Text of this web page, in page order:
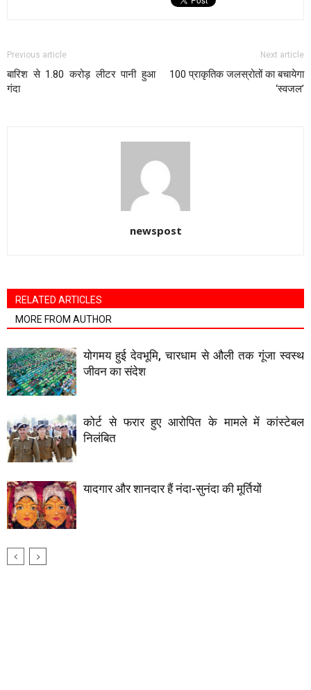
Previous article
बारिश से 1.80 करोड़ लीटर पानी हुआ
गंदा
Next article
100 प्राकृतिक जलस्रोतों का बचायेगा
‘स्वजल’
newspost
RELATED ARTICLES
MORE FROM AUTHOR
योगमय हुई देवभूमि, चारधाम से औली तक गूंजा स्वस्थ
जीवन का संदेश
कोर्ट से फरार हुए आरोपित के मामले में कांस्टेबल
निलंबित
यादगार और शानदार हैं नंदा-सुनंदा की मूर्तियों